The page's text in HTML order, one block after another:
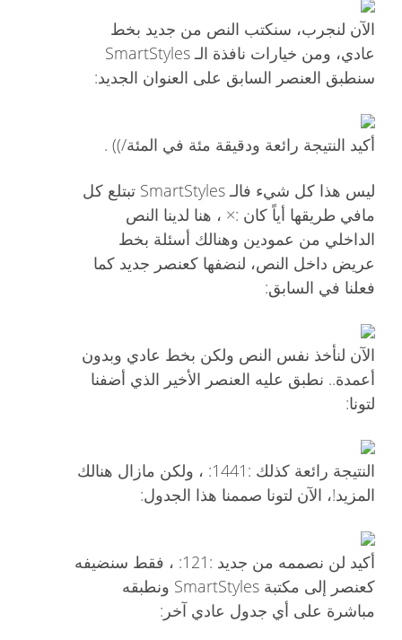
الآن لنجرب، سنكتب النص من جديد بخط
عادي، ومن خيارات نافذة الـ SmartStyles
سنطبق العنصر السابق على العنوان الجديد:
أكيد النتيجة رائعة ودقيقة مئة في المئة/)) .
ليس هذا كل شيء فالـ SmartStyles تبتلع كل
مافي طريقها أياً كان :× ، هنا لدينا النص
الداخلي من عمودين وهنالك أسئلة بخط
عريض داخل النص، لنضفها كعنصر جديد كما
فعلنا في السابق:
الآن لنأخذ نفس النص ولكن بخط عادي وبدون
أعمدة.. نطبق عليه العنصر الأخير الذي أضفنا
لتونا:
النتيجة رائعة كذلك :1441: ، ولكن مازال هنالك
المزيد!، الآن لتونا صممنا هذا الجدول:
أكيد لن نصممه من جديد :121: ، فقط سنضيفه
كعنصر إلى مكتبة SmartStyles ونطبقه
مباشرة على أي جدول عادي آخر: